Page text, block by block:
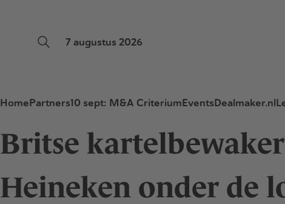
7 augustus 2026
HomePartners10 sept: M&A CriteriumEventsDealmaker.nl
Britse
Heineken onder de